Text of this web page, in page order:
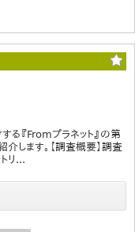
る『Fromプラネット』の第
します。【調査概要】調査
リ...